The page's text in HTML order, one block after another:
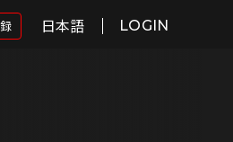
日本語 LOGIN